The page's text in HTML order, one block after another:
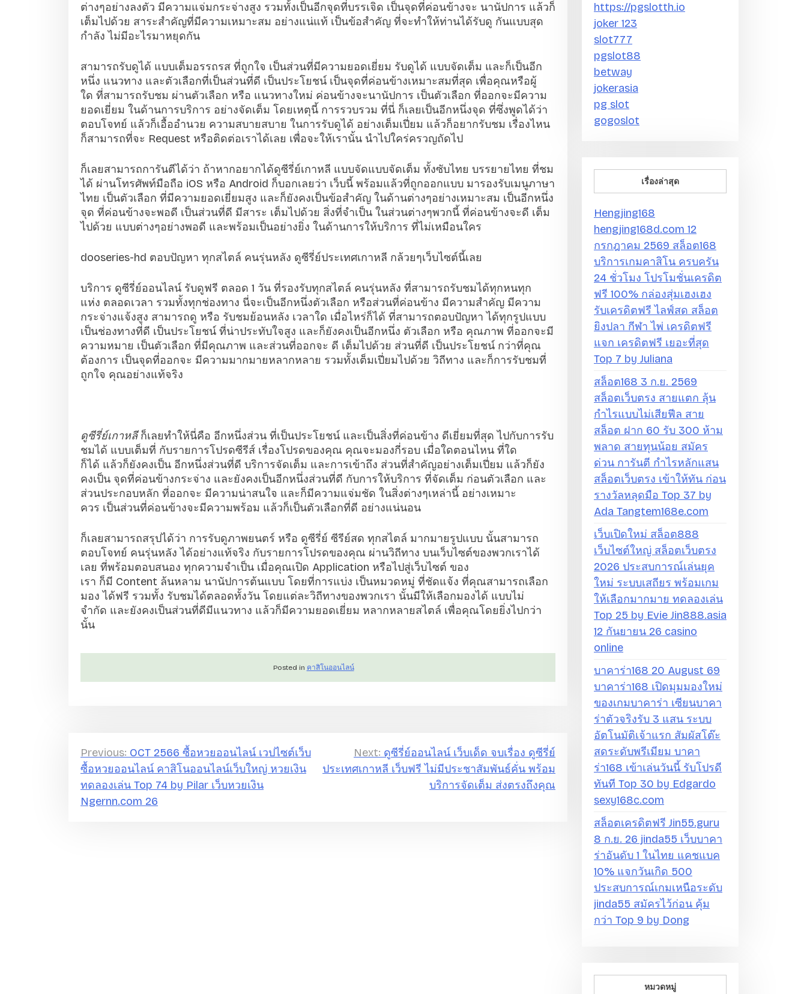
ต่างๆอย่างลงตัว มีความแจ่มกระจ่างสูง รวมทั้งเป็นอีกจุดที่บรรเจิด เป็นจุดที่ค่อนข้างจะ นานัปการ แล้วก็
เต็มไปด้วย สาระสำคัญที่มีความเหมาะสม อย่างแน่แท้ เป็นข้อสำคัญ ที่จะทำให้ท่านได้รับดู กันแบบสุด
กำลัง ไม่มีอะไรมาหยุดกัน
สามารถรับดูได้ แบบเต็มอรรถรส ที่ถูกใจ เป็นส่วนที่มีความยอดเยี่ยม รับดูได้ แบบจัดเต็ม และก็เป็นอีก
หนึ่ง แนวทาง และตัวเลือกที่เป็นส่วนที่ดี เป็นประโยชน์ เป็นจุดที่ค่อนข้างเหมาะสมที่สุด เพื่อคุณหรือผู้
ใด ที่สามารถรับชม ผ่านตัวเลือก หรือ แนวทางใหม่ ค่อนข้างจะนานัปการ เป็นตัวเลือก ที่ออกจะมีความ
ยอดเยี่ยม ในด้านการบริการ อย่างจัดเต็ม โดยเหตุนี้ การรวบรวม ที่นี่ ก็เลยเป็นอีกหนึ่งจุด ที่ซึ่งพูดได้ว่า
ตอบโจทย์ แล้วก็เอื้ออำนวย ความสบายสบาย ในการรับดูได้ อย่างเต็มเปี่ยม แล้วก็อยากรับชม เรื่องไหน
ก็สามารถที่จะ Request หรือติดต่อเราได้เลย เพื่อจะให้เรานั้น นำไปใคร่ครวญถัดไป
ก็เลยสามารถการันตีได้ว่า ถ้าหากอยากได้ดูซีรี่ย์เกาหลี แบบจัดแบบจัดเต็ม ทั้งซับไทย บรรยายไทย ที่ชม
ได้ ผ่านโทรศัพท์มือถือ iOS หรือ Android ก็บอกเลยว่า เว็บนี้ พร้อมแล้วที่ถูกออกแบบ มารองรับเมนูภาษา
ไทย เป็นตัวเลือก ที่มีความยอดเยี่ยมสูง และก็ยังคงเป็นข้อสำคัญ ในด้านต่างๆอย่างเหมาะสม เป็นอีกหนึ่ง
จุด ที่ค่อนข้างจะพอดี เป็นส่วนที่ดี มีสาระ เต็มไปด้วย สิ่งที่จำเป็น ในส่วนต่างๆพวกนี้ ที่ค่อนข้างจะดี เต็ม
ไปด้วย แบบต่างๆอย่างพอดี และพร้อมเป็นอย่างยิ่ง ในด้านการให้บริการ ที่ไม่เหมือนใคร
dooseries-hd ตอบปัญหา ทุกสไตล์ คนรุ่นหลัง ดูซีรี่ย์ประเทศเกาหลี กล้วยๆเว็บไซต์นี้เลย
บริการ ดูซีรี่ย์ออนไลน์ รับดูฟรี ตลอด 1 วัน ที่รองรับทุกสไตล์ คนรุ่นหลัง ที่สามารถรับชมได้ทุกหนทุก
แห่ง ตลอดเวลา รวมทั้งทุกช่องทาง นี่จะเป็นอีกหนึ่งตัวเลือก หรือส่วนที่ค่อนข้าง มีความสำคัญ มีความ
กระจ่างแจ้งสูง สามารถดู หรือ รับชมย้อนหลัง เวลาใด เมื่อไหร่ก็ได้ ที่สามารถตอบปัญหา ได้ทุกรูปแบบ
เป็นช่องทางที่ดี เป็นประโยชน์ ที่น่าประทับใจสูง และก็ยังคงเป็นอีกหนึ่ง ตัวเลือก หรือ คุณภาพ ที่ออกจะมี
ความหมาย เป็นตัวเลือก ที่มีคุณภาพ และส่วนที่ออกจะ ดี เต็มไปด้วย ส่วนที่ดี เป็นประโยชน์ กว่าที่คุณ
ต้องการ เป็นจุดที่ออกจะ มีความมากมายหลากหลาย รวมทั้งเต็มเปี่ยมไปด้วย วิถีทาง และก็การรับชมที่
ถูกใจ คุณอย่างแท้จริง
ดูซีรี่ย์เกาหลีก็เลยทำให้นี่คือ อีกหนึ่งส่วน ที่เป็นประโยชน์ และเป็นสิ่งที่ค่อนข้าง ดีเยี่ยมที่สุด ไปกับการรับ
ชมได้ แบบเต็มที่ กับรายการโปรดซีรีส์ เรื่องโปรดของคุณ คุณจะมองกี่รอบ เมื่อใดตอนไหน ที่ใด
ก็ได้ แล้วก็ยังคงเป็น อีกหนึ่งส่วนที่ดี บริการจัดเต็ม และการเข้าถึง ส่วนที่สำคัญอย่างเต็มเปี่ยม แล้วก็ยัง
คงเป็น จุดที่ค่อนข้างกระจ่าง และยังคงเป็นอีกหนึ่งส่วนที่ดี กับการให้บริการ ที่จัดเต็ม ก่อนตัวเลือก และ
ส่วนประกอบหลัก ที่ออกจะ มีความน่าสนใจ และก็มีความแจ่มชัด ในสิ่งต่างๆเหล่านี้ อย่างเหมาะ
ควร เป็นส่วนที่ค่อนข้างจะมีความพร้อม แล้วก็เป็นตัวเลือกที่ดี อย่างแน่นอน
ก็เลยสามารถสรุปได้ว่า การรับดูภาพยนตร์ หรือ ดูซีรี่ย์ ซีรีย์สด ทุกสไตล์ มากมายรูปแบบ นั้นสามารถ
ตอบโจทย์ คนรุ่นหลัง ได้อย่างแท้จริง กับรายการโปรดของคุณ ผ่านวิถีทาง บนเว็บไซต์ของพวกเราได้
เลย ที่พร้อมตอบสนอง ทุกความจำเป็น เมื่อคุณเปิด Application หรือไปสู่เว็บไซต์ ของ
เรา ก็มี Content ล้นหลาม นานัปการต้นแบบ โดยที่การแบ่ง เป็นหมวดหมู่ ที่ชัดแจ้ง ที่คุณสามารถเลือก
มอง ได้ฟรี รวมทั้ง รับชมได้ตลอดทั้งวัน โดยแต่ละวิถีทางของพวกเรา นั้นมีให้เลือกมองได้ แบบไม่
จำกัด และยังคงเป็นส่วนที่ดีมีแนวทาง แล้วก็มีความยอดเยี่ยม หลากหลายสไตล์ เพื่อคุณโดยยิ่งไปกว่า
นั้น
Posted in คาสิโนออนไลน์
แ
น
ะ
Previous: OCT 2566 ซื้อหวยออนไลน์ เวปไซต์เว็บ
ซื้อหวยออนไลน์ คาสิโนออนไลน์เว็บใหญ่ หวยเงิน
ทดลองเล่น Top 74 by Pilar เว็บหวยเงิน
Ngernn.com 26
Next: ดูซีรี่ย์ออนไลน์ เว็บเด็ด จบเรื่อง ดูซีรี่ย์
ประเทศเกาหลี เว็บฟรี ไม่มีประชาสัมพันธ์คั่น พร้อม
บริการจัดเต็ม ส่งตรงถึงคุณ
https://pgslotth.io
joker 123
slot777
pgslot88
betway
jokerasia
pg slot
gogoslot
เรื่องล่าสุด
Hengjing168
hengjing168d.com 12
กรกฎาคม 2569 สล็อต168
บริการเกมคาสิโน ครบครัน
24 ชั่วโมง โปรโมชั่นเครดิต
ฟรี 100% กล่องสุ่มเฮงเฮง
รับเครดิตฟรี ไลฟ์สด สล็อต
ยิงปลา กีฬา ไพ่ เครดิตฟรี
แจก เครดิตฟรี เยอะที่สุด
Top 7 by Juliana
สล็อต168 3 ก.ย. 2569
สล็อตเว็บตรง สายแตก ลุ้น
กำไรแบบไม่เสียฟีล สาย
สล็อต ฝาก 60 รับ 300 ห้าม
พลาด สายทุนน้อย สมัคร
ด่วน การันตี กำไรหลักแสน
สล็อตเว็บตรง เข้าให้ทัน ก่อน
รางวัลหลุดมือ Top 37 by
Ada Tangtem168e.com
เว็บเปิดใหม่ สล็อต888
เว็บไซต์ใหญ่ สล็อตเว็บตรง
2026 ประสบการณ์เล่นยุค
ใหม่ ระบบเสถียร พร้อมเกม
ให้เลือกมากมาย ทดลองเล่น
Top 25 by Evie Jin888.asia
12 กันยายน 26 casino
online
บาคาร่า168 20 August 69
บาคาร่า168 เปิดมุมมองใหม่
ของเกมบาคาร่า เซียนบาคา
ร่าตัวจริงรับ 3 แสน ระบบ
อัตโนมัติเจ้าแรก สัมผัสโต๊ะ
สดระดับพรีเมียม บาคา
ร่า168 เข้าเล่นวันนี้ รับโปรดี
ทันที Top 30 by Edgardo
sexy168c.com
สล็อตเครดิตฟรี Jin55.guru
8 ก.ย. 26 jinda55 เว็บบาคา
ร่าอันดับ 1 ในไทย แคชแบค
10% แจกวันเกิด 500
ประสบการณ์เกมเหนือระดับ
jinda55 สมัครไว้ก่อน คุ้ม
กว่า Top 9 by Dong
หมวดหมู่